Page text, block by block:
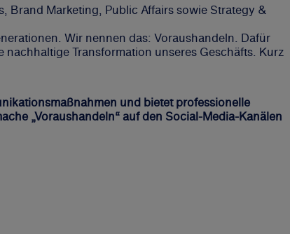
Brand Marketing, Public Affairs sowie Strategy &
Wir nennen das: Voraushandeln. Dafür
Transformation unseres Geschäfts. Kurz
und bietet professionelle
„Voraushandeln“ auf den Social-Media-Kanälen